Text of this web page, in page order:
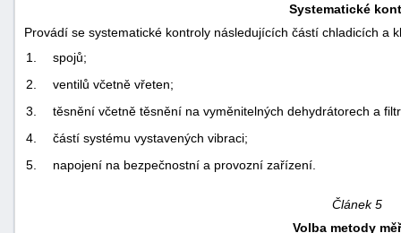
Systematické
Provádí se systematické kontroly následujících částí chladicích a
1.
spojů;
2.
ventilů včetně vřeten;
3.
těsnění včetně těsnění na vyměnitelných dehydrátorech a
4.
částí systému vystavených vibraci;
5.
napojení na bezpečnostní a provozní zařízení.
Článek 5
Volba metody